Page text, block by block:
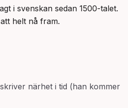
i svenskan sedan 1500-talet.
helt nå fram.
närhet i tid (han kommer